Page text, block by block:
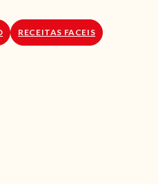
NÓS
ONLINE
RECEITAS FACEIS